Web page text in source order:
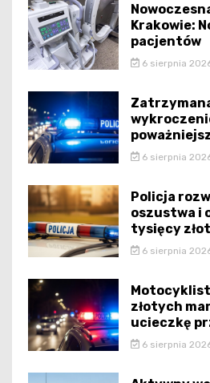
Krakowie:
pacjentów
6 sierpnia
6 sierpnia
Policja
oszustwa i
tysięcy
6 sierpnia
złotych
ucieczkę
6 sierpnia